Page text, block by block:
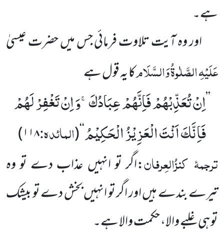
ہے۔
اور وہ آیت تلاوت فرمائی جس میں حضرت عیسیٰ
عَلَیْہِ الصَّلٰوۃُ وَالسَّلَامکا یہ قول ہے
’’اِنْ تُعَذِّبْهُمْ فَاِنَّهُمْ عِبَادُكَۚ-وَ اِنْ تَغْفِرْ لَهُمْ
فَاِنَّكَ اَنْتَ الْعَزِیْزُ الْحَكِیْمُ‘‘
(المائدہ:۱۱۸)
ترجمۂ کنزُالعِرفان:اگر تو انہیں عذاب دے تو وہ
تیرے بندے ہیں اور اگر تو انہیں بخش دے تو بیشک
تو ہی غلبے والا، حکمت والا ہے۔